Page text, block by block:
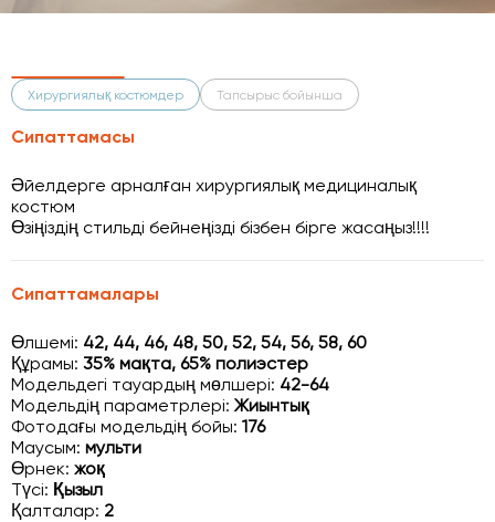
Хирургиялық костюмдер Тапсырыс бойынша
Сипаттамасы
Әйелдерге арналған хирургиялық медициналық
костюм
Өзіңіздің стильді бейнеңізді бізбен бірге жасаңыз!!!!
Сипаттамалары
Өлшемі: 42, 44, 46, 48, 50, 52, 54, 56, 58, 60
Құрамы: 35% мақта, 65% полиэстер
Модельдегі тауардың мөлшері: 42-64
Модельдің параметрлері:Жиынтық
Фотодағы модельдің бойы: 176
Маусым: мульти
Өрнек: жоқ
Түсі: Қызыл
Қалталар: 2